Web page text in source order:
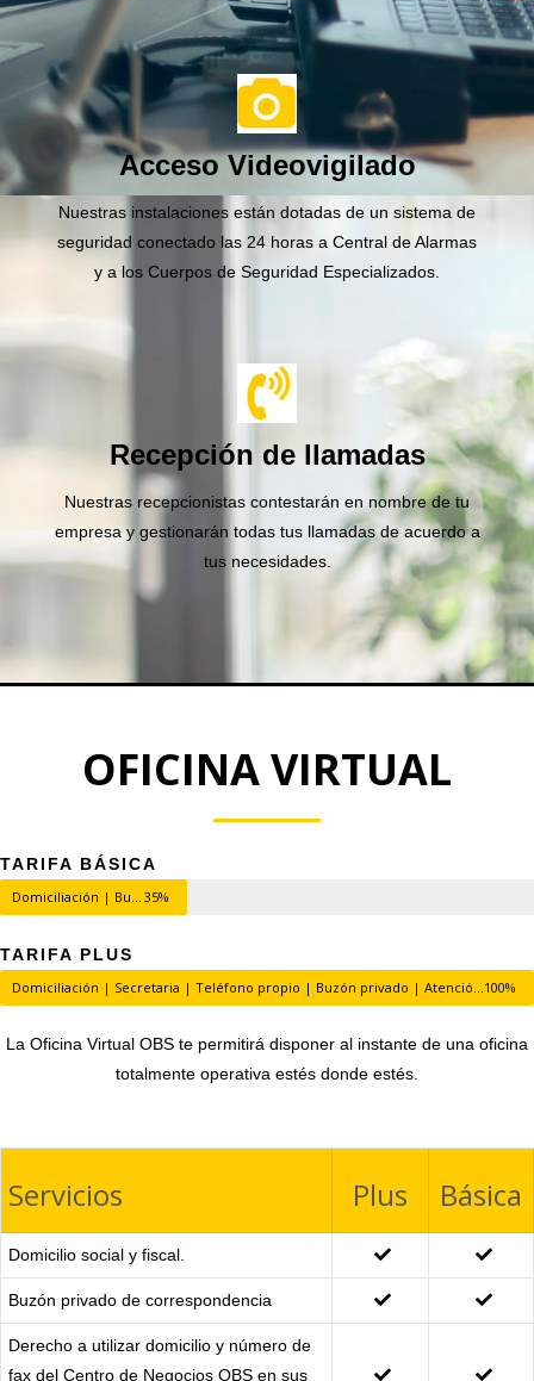
Acceso Videovigilado
Nuestras instalaciones están dotadas de un sistema de
seguridad conectado las 24 horas a Central de Alarmas
y a los Cuerpos de Seguridad Especializados.
Recepción de llamadas
Nuestras recepcionistas contestarán en nombre de tu
empresa y gestionarán todas tus llamadas de acuerdo a
tus necesidades.
OFICINA VIRTUAL
TARIFA BÁSICA
Domiciliación | Buzón | Sala Reuniones 35%
TARIFA PLUS
Domiciliación | Secretaria | Teléfono propio | Buzón privado | Atención personalizada100%
La Oficina Virtual OBS te permitirá disponer al instante de una oficina
totalmente operativa estés donde estés.
Servicios Plus Básica
Domicilio social y fiscal.
Buzón privado de correspondencia
Derecho a utilizar domicilio y número de
fax del Centro de Negocios OBS en sus